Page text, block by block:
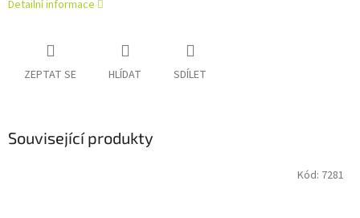
Detailní informace
ZEPTAT SE HLÍDAT SDÍLET
Související produkty
Kód: 7281